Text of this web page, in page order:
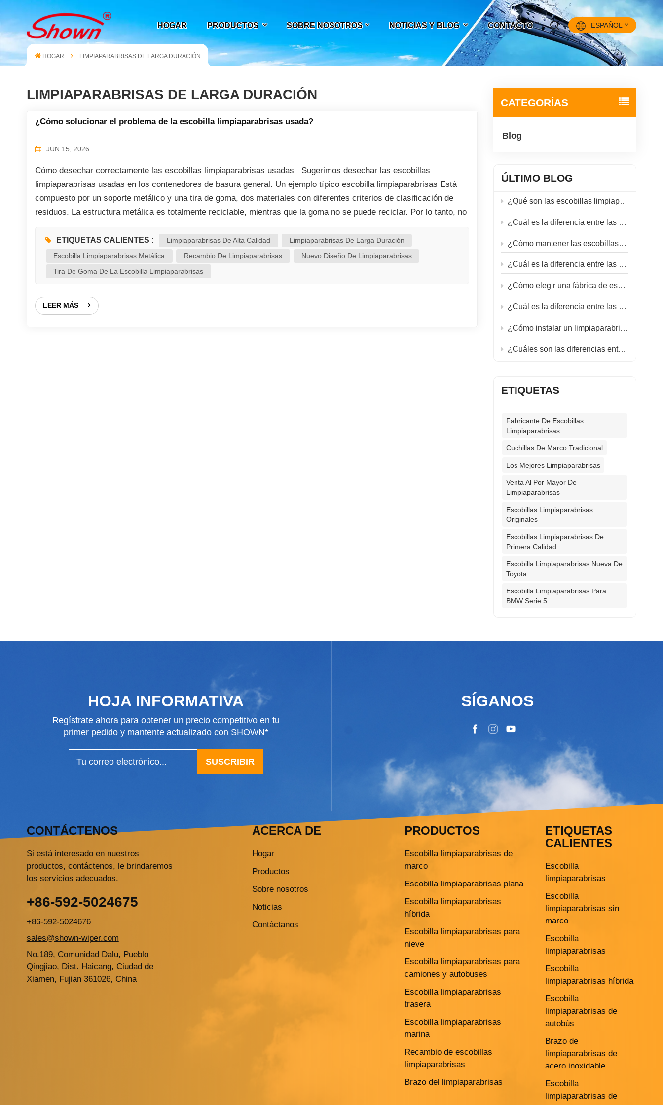
HOGAR PRODUCTOS SOBRE NOSOTROS NOTICIAS Y BLOG CONTACTO ESPAÑOL
English
Français
HOGAR LIMPIAPARABRISAS DE LARGA DURACIÓN
CATEGORÍAS
Blog
ÚLTIMO BLOG
¿Qué son las escobillas limpiaparabrisas híbridas?
¿Cuál es la diferencia entre las escobillas limpiaparabrisas planas e híbridas?
¿Cómo mantener las escobillas limpiaparabrisas de goma blanda?
¿Cuál es la diferencia entre las escobillas limpiaparabrisas de invierno y las de verano?
¿Cómo elegir una fábrica de escobillas limpiaparabrisas?
¿Cuál es la diferencia entre las escobillas limpiaparabrisas planas y las clásicas?
¿Cómo instalar un limpiaparabrisas marino?
¿Cuáles son las diferencias entre las escobillas limpiaparabrisas del lado del conductor y del lado del pasajero?
ETIQUETAS
Fabricante De Escobillas
Limpiaparabrisas
Cuchillas De Marco Tradicional
Los Mejores Limpiaparabrisas
Venta Al Por Mayor De
Limpiaparabrisas
Escobillas Limpiaparabrisas
Originales
Escobillas Limpiaparabrisas De
Primera Calidad
Escobilla Limpiaparabrisas Nueva De
Toyota
Escobilla Limpiaparabrisas Para
BMW Serie 5
LIMPIAPARABRISAS DE LARGA DURACIÓN
¿Cómo solucionar el problema de la escobilla limpiaparabrisas usada?
JUN 15, 2026
Cómo desechar correctamente las escobillas limpiaparabrisas usadas Sugerimos desechar las escobillas
limpiaparabrisas usadas en los contenedores de basura general. Un ejemplo típico escobilla limpiaparabrisas Está
compuesto por un soporte metálico y una tira de goma, dos materiales con diferentes criterios de clasificación de
residuos. La estructura metálica es totalmente reciclable, mientras que la goma no se puede reciclar. Por lo tanto, no
esta categoría. Otra solución práctica es entregar las escobillas limpiaparabrisas usadas a talleres mecánicos
locales para su correcta eliminació...
ETIQUETAS CALIENTES : Limpiaparabrisas De Alta Calidad
Limpiaparabrisas De Larga Duración
Escobilla Limpiaparabrisas Metálica
Recambio De Limpiaparabrisas
Nuevo Diseño De Limpiaparabrisas
Tira De Goma De La Escobilla Limpiaparabrisas
LEER MÁS
HOJA INFORMATIVA
Regístrate ahora para obtener un precio competitivo en tu
primer pedido y mantente actualizado con SHOWN*
SUSCRIBIR
SÍGANOS
CONTÁCTENOS
Si está interesado en nuestros
productos, contáctenos, le brindaremos
los servicios adecuados.
+86-592-5024675
+86-592-5024676
sales@shown-wiper.com
No.189, Comunidad Dalu, Pueblo
Qingjiao, Dist. Haicang, Ciudad de
Xiamen, Fujian 361026, China
ACERCA DE
Hogar
Productos
Sobre nosotros
Noticias
Contáctanos
PRODUCTOS
Escobilla limpiaparabrisas de
marco
Escobilla limpiaparabrisas plana
Escobilla limpiaparabrisas
híbrida
Escobilla limpiaparabrisas para
nieve
Escobilla limpiaparabrisas para
camiones y autobuses
Escobilla limpiaparabrisas
trasera
Escobilla limpiaparabrisas
marina
Recambio de escobillas
limpiaparabrisas
Brazo del limpiaparabrisas
ETIQUETAS
CALIENTES
Escobilla
limpiaparabrisas
Escobilla
limpiaparabrisas sin
marco
Escobilla
limpiaparabrisas
Escobilla
limpiaparabrisas híbrida
Escobilla
limpiaparabrisas de
autobús
Brazo de
limpiaparabrisas de
acero inoxidable
Escobilla
limpiaparabrisas de